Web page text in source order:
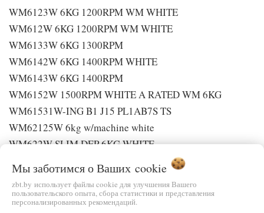
WM6123W 6KG 1200RPM WM WHITE
WM612W 6KG 1200RPM WM WHITE
WM6133W 6KG 1300RPM
WM6142W 6KG 1400RPM WHITE
WM6143W 6KG 1400RPM
WM6152W 1500RPM WHITE A RATED WM 6KG
WM61531W-ING B1 J15 PL1AB7S TS
WM62125W 6kg w/machine white
WM622W SLIM DEP 6KG WHITE
WM6355W 6KG 1500RPM WASHING MACH
WM6510J-DAN B1 Y54 K19 1000 TS
WM71331W-ING B1 M13 7KG PL1AB7STS
WM7335W 7KG 1300RPM WASHING MACH
Мы заботимся о Ваших cookie
zbt.by использует файлы cookie для улучшения Вашего
пользовательского опыта, сбора статистики и представления
персонализированных рекомендаций.